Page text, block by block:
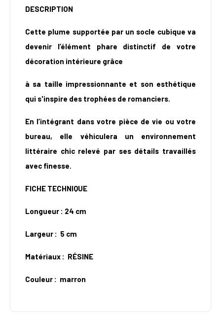
DESCRIPTION
Cette plume supportée par un socle cubique va
devenir l’élément phare distinctif de votre
décoration intérieure grâce
à sa taille impressionnante et son esthétique
qui s'inspire des trophées de romanciers.
En l’intégrant dans votre pièce de vie ou votre
bureau, elle véhiculera un environnement
littéraire chic relevé par ses détails travaillés
avec finesse.
FICHE TECHNIQUE
Longueur : 24 cm
Largeur : 5 cm
Matériaux : RÉSINE
Couleur : marron